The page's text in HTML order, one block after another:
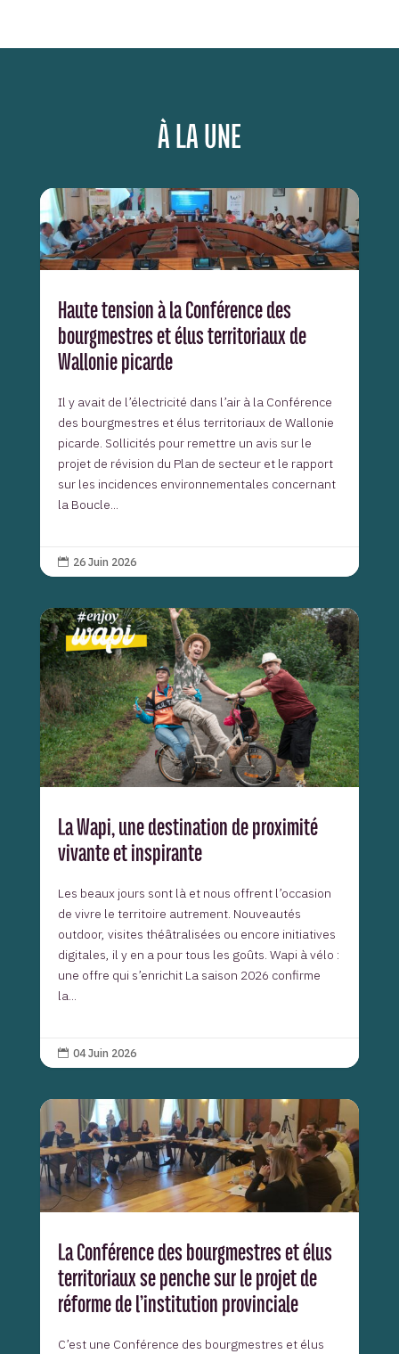
À LA UNE
Haute tension à la Conférence des
bourgmestres et élus territoriaux de
Wallonie picarde
Il y avait de l’électricité dans l’air à la Conférence
des bourgmestres et élus territoriaux de Wallonie
picarde. Sollicités pour remettre un avis sur le
projet de révision du Plan de secteur et le rapport
sur les incidences environnementales concernant
la Boucle...
 26 Juin 2026
La Wapi, une destination de proximité
vivante et inspirante
Les beaux jours sont là et nous offrent l’occasion
de vivre le territoire autrement. Nouveautés
outdoor, visites théâtralisées ou encore initiatives
digitales, il y en a pour tous les goûts. Wapi à vélo :
une offre qui s’enrichit La saison 2026 confirme
la...
 04 Juin 2026
La Conférence des bourgmestres et élus
territoriaux se penche sur le projet de
réforme de l’institution provinciale
C’est une Conférence des bourgmestres et élus